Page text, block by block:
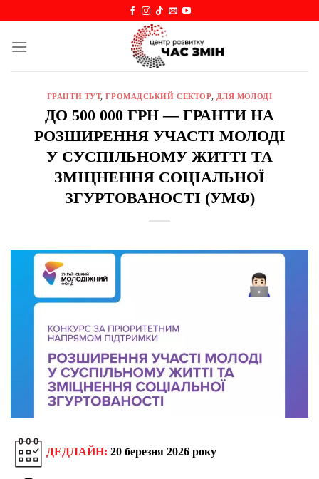
content
ГРАНТИ ТУТ,ГРОМАДСЬКИЙ СЕКТОР, ДЛЯ МОЛОДІ
ДО 500 000 ГРН — ГРАНТИ НА
РОЗШИРЕННЯ УЧАСТІ МОЛОДІ
У СУСПІЛЬНОМУ ЖИТТІ ТА
ЗМІЦНЕННЯ СОЦІАЛЬНОЇ
ЗГУРТОВАНОСТІ (УМФ)
ДЕДЛАЙН: 20 березня 2026 року